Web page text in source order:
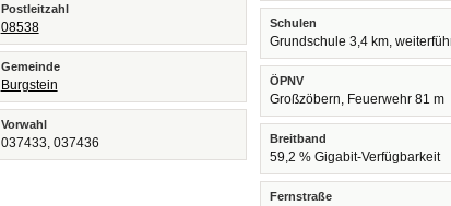
Postleitzahl
08538
Gemeinde
Burgstein
Vorwahl
037433, 037436
Schulen
Grundschule 3,4 km,
ÖPNV
Großzöbern, Feuerwehr 81 m
Breitband
59,2 % Gigabit-Verfügbarkeit
Fernstraße